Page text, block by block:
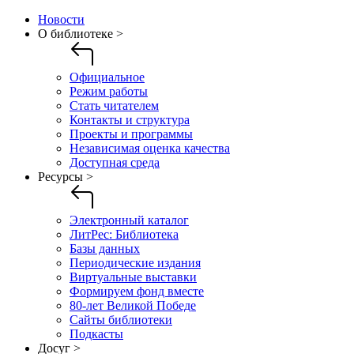
Новости
О библиотеке >
Официальное
Режим работы
Стать читателем
Контакты и структура
Проекты и программы
Независимая оценка качества
Доступная среда
Ресурсы >
Электронный каталог
ЛитРес: Библиотека
Базы данных
Периодические издания
Виртуальные выставки
Формируем фонд вместе
80-лет Великой Победе
Сайты библиотеки
Подкасты
Досуг >